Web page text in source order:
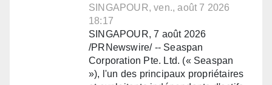
SINGAPOUR, ven., août 7 2026
18:17
SINGAPOUR, 7 août 2026
/PRNewswire/ -- Seaspan
Corporation Pte. Ltd. (« Seaspan
»), l'un des principaux propriétaires